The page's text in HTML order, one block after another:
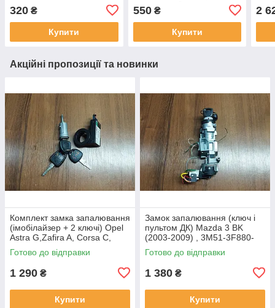
320 ₴
Купити
550₴
Купити
2
Акційні пропозиції та новинки
Комплект замка запалювання
(імобілайзер + 2 ключі) Opel
Astra G,Zafira A, Corsa C,
24445098, 5WK4763
Готово до відправки
1 290 ₴
Купити
Замок запалювання (ключ і
пультом ДК) Mazda 3 BK
(2003-2009) , 3M51-3F880-
AA, 3M513F880AA, SL-35, CE
0682
Готово до відправки
1 380 ₴
Купити